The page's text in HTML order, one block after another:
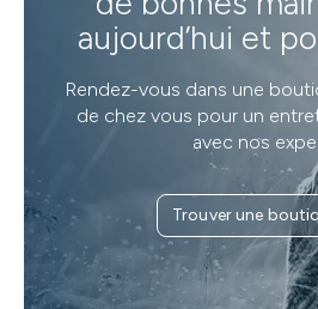
aujourd’hui et
Rendez-vous dans une
de chez vous pour un
avec nos
Trouver une